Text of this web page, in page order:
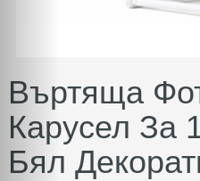
Въртяща
Карусел За
Бял